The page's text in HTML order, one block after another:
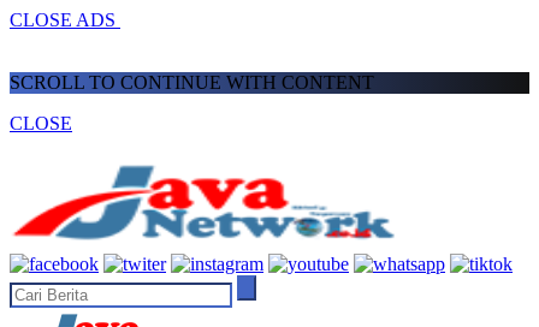
CLOSE ADS
SCROLL TO CONTINUE WITH CONTENT
CLOSE